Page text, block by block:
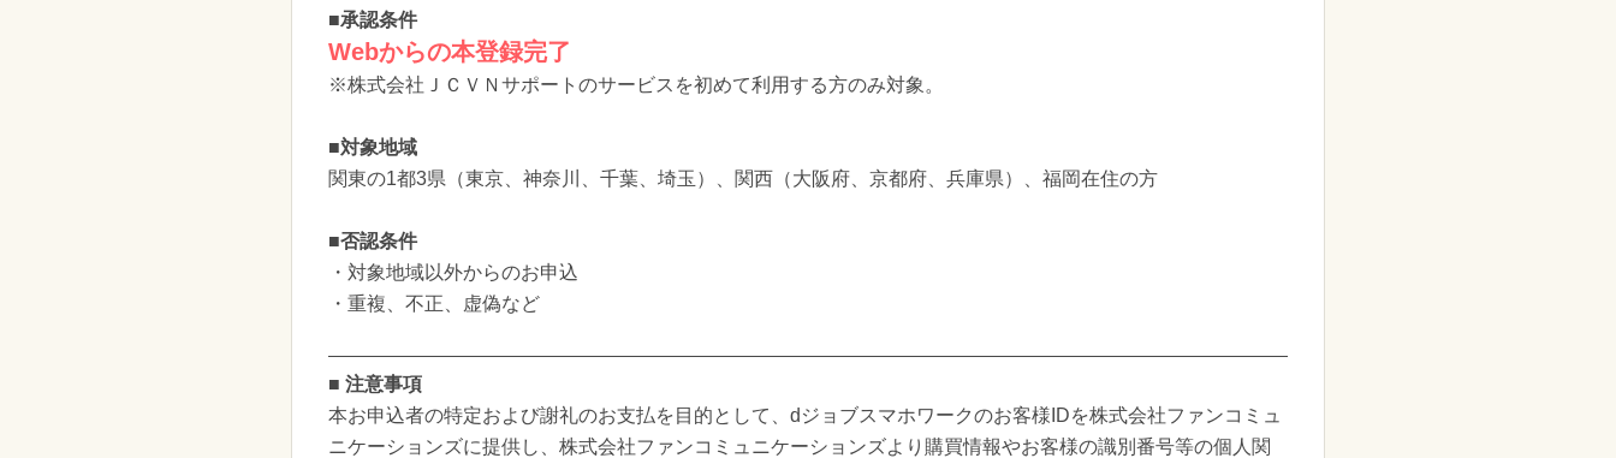
■承認条件
Webからの本登録完了
※株式会社ＪＣＶＮサポートのサービスを初めて利用する方のみ対象。
■対象地域
関東の1都3県（東京、神奈川、千葉、埼玉）、関西（大阪府、京都府、兵庫県）、福岡在住の方
■否認条件
・対象地域以外からのお申込
・重複、不正、虚偽など
■ 注意事項
本お申込者の特定および謝礼のお支払を目的として、dジョブスマホワークのお客様IDを株式会社ファンコミュ
ニケーションズに提供し、株式会社ファンコミュニケーションズより購買情報やお客様の識別番号等の個人関